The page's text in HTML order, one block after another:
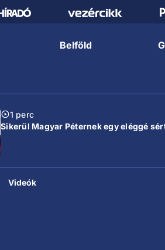
Belföld
1 perc
Sikerül Magyar Péternek egy eléggé
Videók